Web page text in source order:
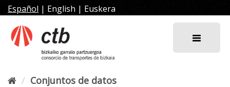
al
contenido
Español | English | Euskera
Conjuntos de datos